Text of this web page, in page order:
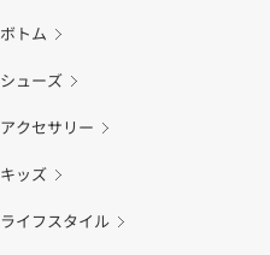
ボトム
シューズ
アクセサリー
キッズ
ライフスタイル